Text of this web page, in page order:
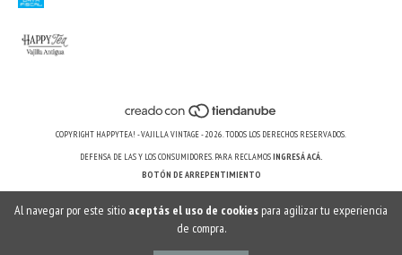
Al navegar por este sitio aceptás el uso de cookies para agilizar tu experiencia
de compra.
COPYRIGHT HAPPYTEA! - VAJILLA VINTAGE - 2026. TODOS LOS DERECHOS RESERVADOS.
DEFENSA DE LAS Y LOS CONSUMIDORES. PARA RECLAMOSINGRESÁ ACÁ.
BOTÓN DE ARREPENTIMIENTO